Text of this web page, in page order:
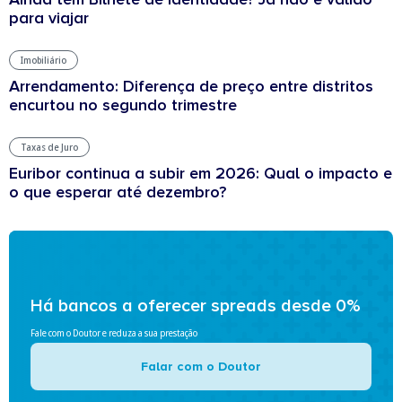
para viajar
Imobiliário
Arrendamento: Diferença de preço entre distritos
encurtou no segundo trimestre
Taxas de Juro
Euribor continua a subir em 2026: Qual o impacto e
o que esperar até dezembro?
Há bancos a oferecer spreads desde 0%
Fale com o Doutor e reduza a sua prestação
Falar com o Doutor